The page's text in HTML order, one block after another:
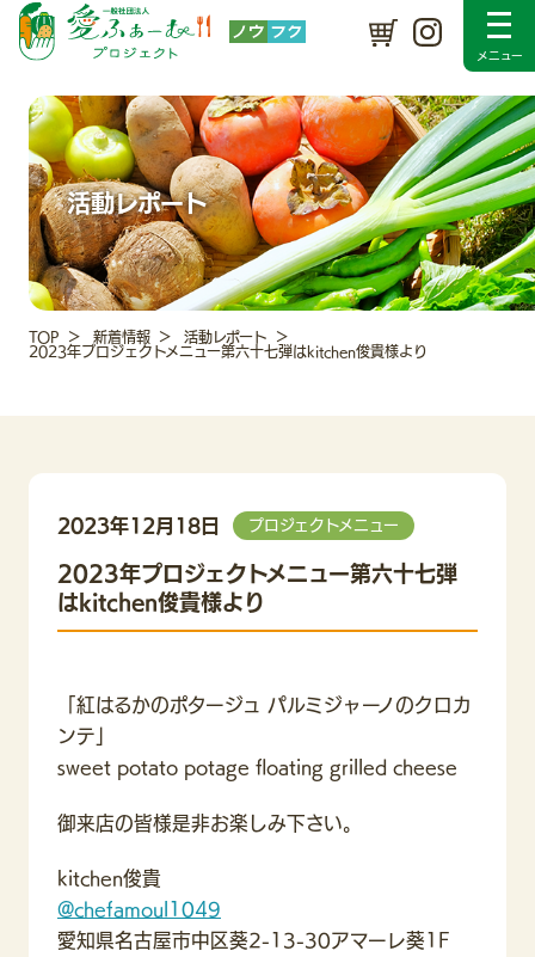
活動レポート
TOP 新着情報
活動レポート
2023年プロジェクトメニュー第六十七弾はkitchen俊貴様より
2023年12月18日 プロジェクトメニュー
2023年プロジェクトメニュー第六十七弾
はkitchen俊貴様より
「紅はるかのポタージュ パルミジャーノのクロカ
ンテ」
sweet potato potage floating grilled cheese
御来店の皆様是非お楽しみ下さい。
kitchen俊貴
@chefamoul1049
愛知県名古屋市中区葵2-13-30アマーレ葵1F